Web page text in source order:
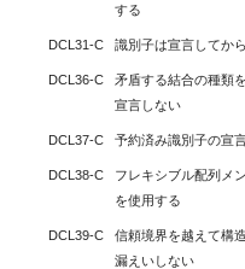
する
DCL31-C 識別子は宣言してか
DCL36-C
矛盾する結合の種類
宣言しない
DCL37-C 予約済み識別子の宣
DCL38-C
フレキシブル配列メ
を使用する
DCL39-C
信頼境界を越えて構
漏えいしない